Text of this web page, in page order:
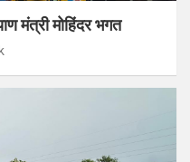
मंत्री मोहिंदर भगत